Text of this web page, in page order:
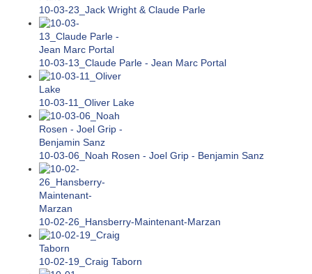
10-03-23_Jack Wright & Claude Parle
10-03-13_Claude Parle - Jean Marc Portal
10-03-11_Oliver Lake
10-03-06_Noah Rosen - Joel Grip - Benjamin Sanz
10-02-26_Hansberry-Maintenant-Marzan
10-02-19_Craig Taborn